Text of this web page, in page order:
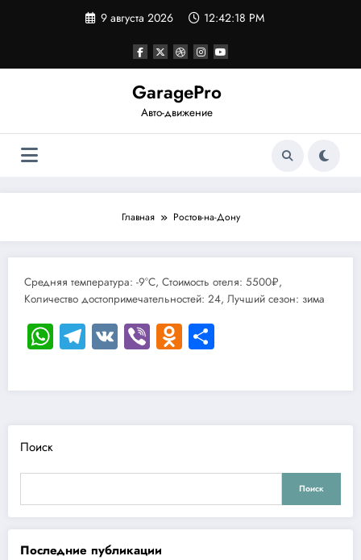
9 августа 2026 12:42:18 PM
GaragePro
Авто-движение
Главная Ростов-на-Дону
Средняя температура: -9°C, Стоимость отеля: 5500₽,
Количество достопримечательностей: 24, Лучший сезон: зима
WhatsApp
Telegram
VKViberOdnoklassniki
Поиск
Поиск
Последние публикации